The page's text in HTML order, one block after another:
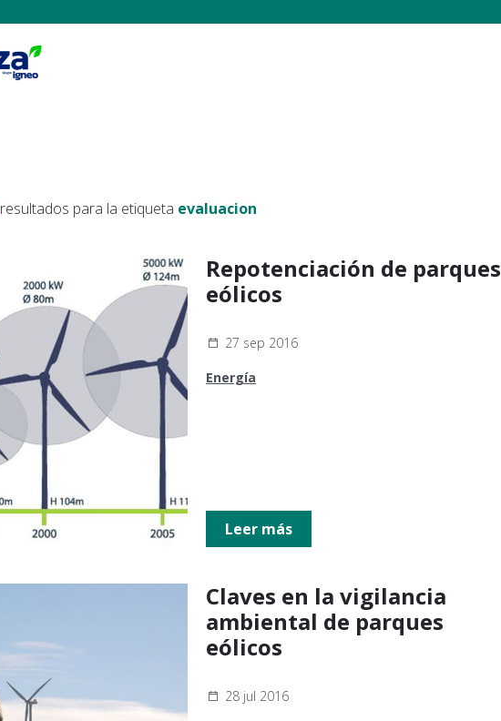
resultados para la etiqueta evaluacion
Repotenciación de parques
eólicos
27 sep 2016
Energía
Leer más
Claves en la vigilancia
ambiental de parques
eólicos
28 jul 2016